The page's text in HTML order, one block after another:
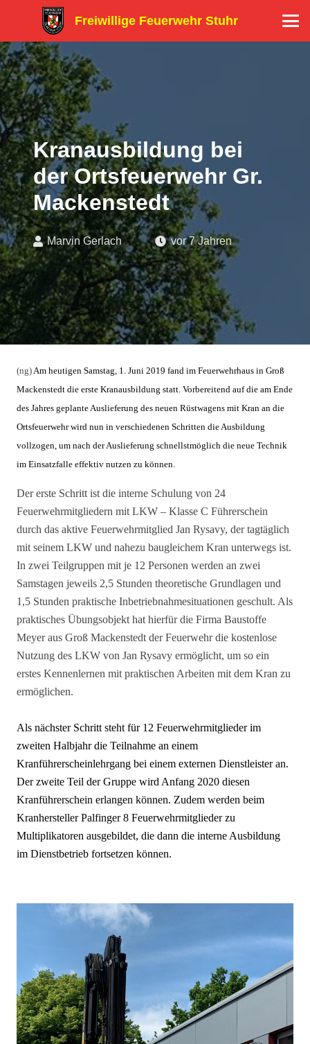
Freiwillige Feuerwehr Stuhr
Kranausbildung bei
der Ortsfeuerwehr Gr.
Mackenstedt
Marvin Gerlach vor 7 Jahren
(ng)Am heutigen Samstag, 1. Juni 2019 fand im Feuerwehrhaus in Groß
Mackenstedt die erste Kranausbildung statt. Vorbereitend auf die am Ende
des Jahres geplante Auslieferung des neuen Rüstwagens mit Kran an die
Ortsfeuerwehr wird nun in verschiedenen Schritten die Ausbildung
vollzogen, um nach der Auslieferung schnellstmöglich die neue Technik
im Einsatzfalle effektiv nutzen zu können.
Der erste Schritt ist die interne Schulung von 24
Feuerwehrmitgliedern mit LKW – Klasse C Führerschein
durch das aktive Feuerwehrmitglied Jan Rysavy, der tagtäglich
mit seinem LKW und nahezu baugleichem Kran unterwegs ist.
In zwei Teilgruppen mit je 12 Personen werden an zwei
Samstagen jeweils 2,5 Stunden theoretische Grundlagen und
1,5 Stunden praktische Inbetriebnahmesituationen geschult. Als
praktisches Übungsobjekt hat hierfür die Firma Baustoffe
Meyer aus Groß Mackenstedt der Feuerwehr die kostenlose
Nutzung des LKW von Jan Rysavy ermöglicht, um so ein
erstes Kennenlernen mit praktischen Arbeiten mit dem Kran zu
ermöglichen.
Als nächster Schritt steht für 12 Feuerwehrmitglieder im
zweiten Halbjahr die Teilnahme an einem
Kranführerscheinlehrgang bei einem externen Dienstleister an.
Der zweite Teil der Gruppe wird Anfang 2020 diesen
Kranführerschein erlangen können. Zudem werden beim
Kranhersteller Palfinger 8 Feuerwehrmitglieder zu
Multiplikatoren ausgebildet, die dann die interne Ausbildung
im Dienstbetrieb fortsetzen können.